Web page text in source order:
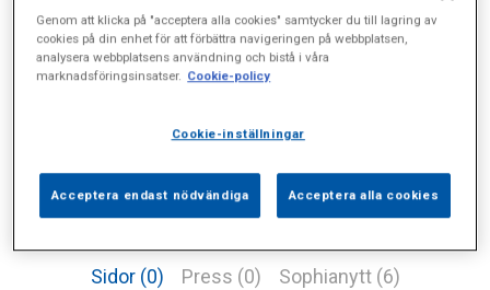
Sidor (0) Press (0) Sophianytt (6)
Genom att klicka på "acceptera alla cookies" samtycker du till lagring av
cookies på din enhet för att förbättra navigeringen på webbplatsen,
analysera webbplatsens användning och bistå i våra
marknadsföringsinsatser. Cookie-policy
Cookie-inställningar
Acceptera endast nödvändiga Acceptera alla cookies